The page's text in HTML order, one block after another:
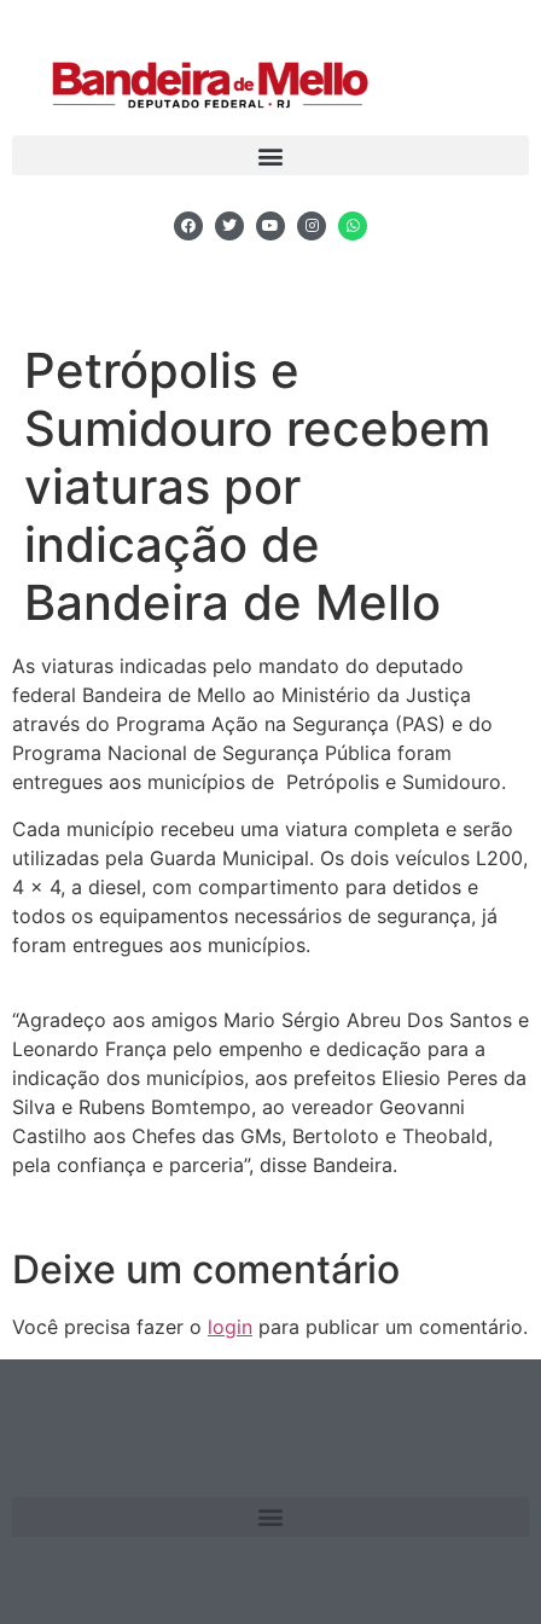
Petrópolis e
Sumidouro recebem
viaturas por
indicação de
Bandeira de Mello
As viaturas indicadas pelo mandato do deputado
federal Bandeira de Mello ao Ministério da Justiça
através do Programa Ação na Segurança (PAS) e do
Programa Nacional de Segurança Pública foram
entregues aos municípios de Petrópolis e Sumidouro.
Cada município recebeu uma viatura completa e serão
utilizadas pela Guarda Municipal. Os dois veículos L200,
4 x 4, a diesel, com compartimento para detidos e
todos os equipamentos necessários de segurança, já
foram entregues aos municípios.
“Agradeço aos amigos Mario Sérgio Abreu Dos Santos e
Leonardo França pelo empenho e dedicação para a
indicação dos municípios, aos prefeitos Eliesio Peres da
Silva e Rubens Bomtempo, ao vereador Geovanni
Castilho aos Chefes das GMs, Bertoloto e Theobald,
pela confiança e parceria”, disse Bandeira.
Deixe um comentário
Você precisa fazer o login para publicar um comentário.